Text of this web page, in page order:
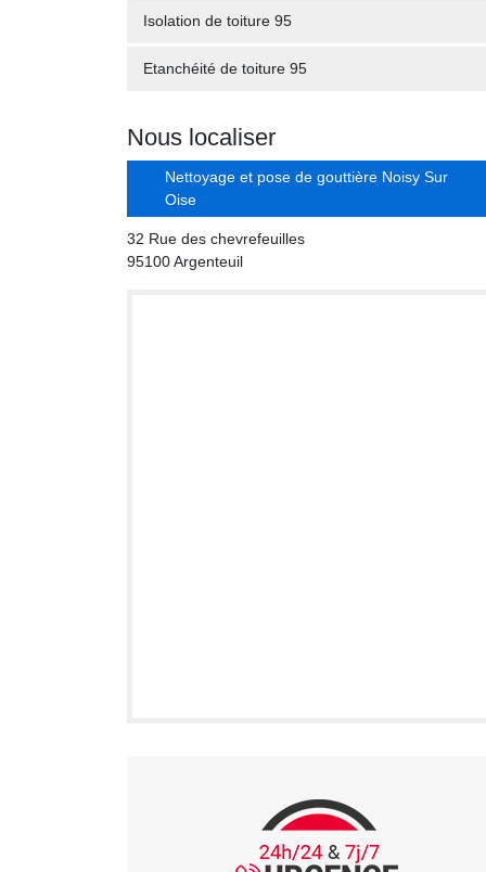
Isolation de toiture 95
Etanchéité de toiture 95
Nous localiser
Nettoyage et pose de gouttière Noisy Sur
Oise
32 Rue des chevrefeuilles
95100 Argenteuil